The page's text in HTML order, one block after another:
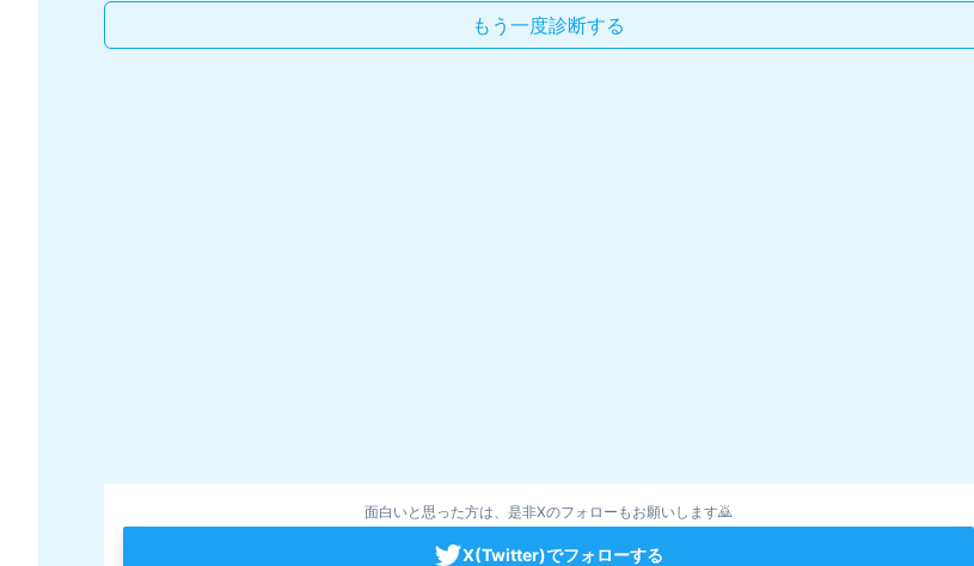
もう一度診断する
面白いと思った方は、是非Xのフォローもお願いします🙇
X(Twitter)でフォローする